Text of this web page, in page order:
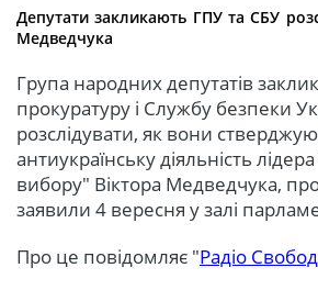
Депутати закликають ГПУ та СБУ
Медведчука
Група народних депутатів
прокуратуру і Службу безпеки
розслідувати, як вони
антиукраїнську діяльність
вибору" Віктора Медведчука,
заявили 4 вересня у залі
Про це повідомляє "Радіо